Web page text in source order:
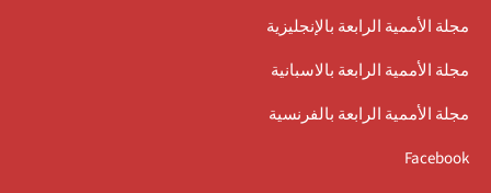
مجلة الأممية الرابعة بالإنجليزية
مجلة الأممية الرابعة بالاسبانية
مجلة الأممية الرابعة بالفرنسية
Facebook